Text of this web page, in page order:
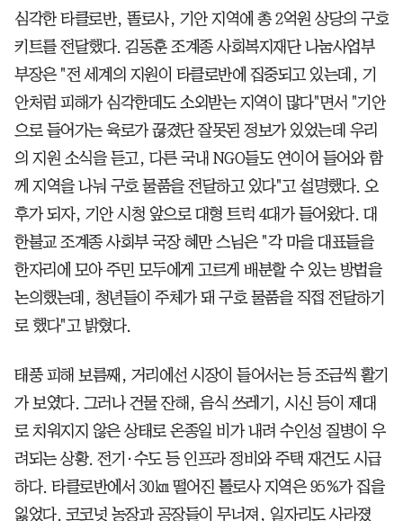
심각한 타클로반, 똘로사, 기안 지역에 총 2억원 상당의 구호
키트를 전달했다. 김동훈 조계종 사회복지재단 나눔사업부
부장은 "전 세계의 지원이 타클로반에 집중되고 있는데, 기
안처럼 피해가 심각한데도 소외받는 지역이 많다"면서 "기안
으로 들어가는 육로가 끊겼단 잘못된 정보가 있었는데 우리
의 지원 소식을 듣고, 다른 국내 NGO들도 연이어 들어와 함
께 지역을 나눠 구호 물품을 전달하고 있다"고 설명했다. 오
후가 되자, 기안 시청 앞으로 대형 트럭 4대가 들어왔다. 대
한불교 조계종 사회부 국장 혜만 스님은 "각 마을 대표들을
한자리에 모아 주민 모두에게 고르게 배분할 수 있는 방법을
논의했는데, 청년들이 주체가 돼 구호 물품을 직접 전달하기
로 했다"고 밝혔다.
태풍 피해 보름째, 거리에선 시장이 들어서는 등 조금씩 활기
가 보였다. 그러나 건물 잔해, 음식 쓰레기, 시신 등이 제대
로 치워지지 않은 상태로 온종일 비가 내려 수인성 질병이 우
려되는 상황. 전기·수도 등 인프라 정비와 주택 재건도 시급
하다. 타클로반에서 30㎞ 떨어진 톨로사 지역은 95%가 집을
잃었다. 코코넛 농장과 공장들이 무너져, 일자리도 사라졌